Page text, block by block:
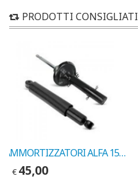
PRODOTTI CONSIGLIATI
AMMORTIZZATORI ALFA 155 ANT. 1992-> COD. MARELLI 5771G
€ 45,00